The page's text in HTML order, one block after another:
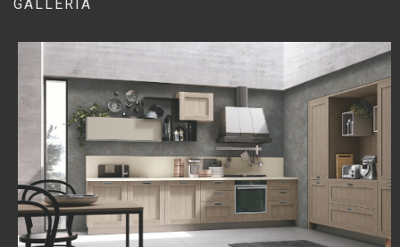
GALLERIA